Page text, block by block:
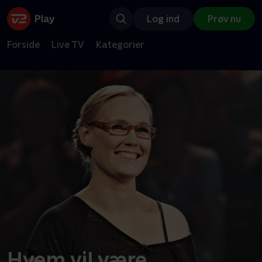
Log ind Prøv nu
Forside Live TV Kategorier